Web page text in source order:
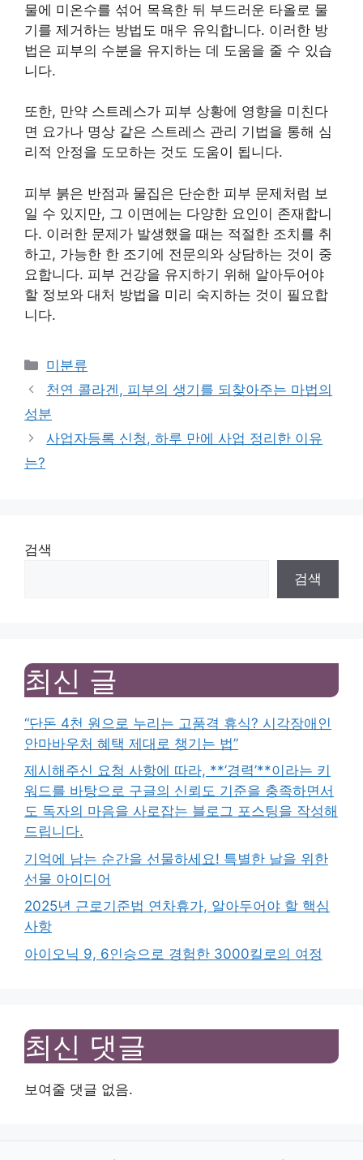
물에 미온수를 섞어 목욕한 뒤 부드러운 타올로 물
기를 제거하는 방법도 매우 유익합니다. 이러한 방
법은 피부의 수분을 유지하는 데 도움을 줄 수 있습
니다.
또한, 만약 스트레스가 피부 상황에 영향을 미친다
면 요가나 명상 같은 스트레스 관리 기법을 통해 심
리적 안정을 도모하는 것도 도움이 됩니다.
피부 붉은 반점과 물집은 단순한 피부 문제처럼 보
일 수 있지만, 그 이면에는 다양한 요인이 존재합니
다. 이러한 문제가 발생했을 때는 적절한 조치를 취
하고, 가능한 한 조기에 전문의와 상담하는 것이 중
요합니다. 피부 건강을 유지하기 위해 알아두어야
할 정보와 대처 방법을 미리 숙지하는 것이 필요합
니다.
Categories
미분류
천연 콜라겐, 피부의 생기를 되찾아주는 마법의
성분
사업자등록 신청, 하루 만에 사업 정리한 이유
는?
검색
검색
최신 글
“단돈 4천 원으로 누리는 고품격 휴식? 시각장애인
안마바우처 혜택 제대로 챙기는 법”
제시해주신 요청 사항에 따라, **’경력’**이라는 키
워드를 바탕으로 구글의 신뢰도 기준을 충족하면서
도 독자의 마음을 사로잡는 블로그 포스팅을 작성해
드립니다.
기억에 남는 순간을 선물하세요! 특별한 날을 위한
선물 아이디어
2025년 근로기준법 연차휴가, 알아두어야 할 핵심
사항
아이오닉 9, 6인승으로 경험한 3000킬로의 여정
최신 댓글
보여줄 댓글 없음.